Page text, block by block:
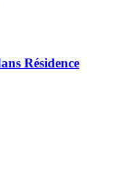
Résidence